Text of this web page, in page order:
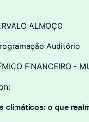
ALMOÇO
Auditório
FINANCEIRO -
climáticos: o que